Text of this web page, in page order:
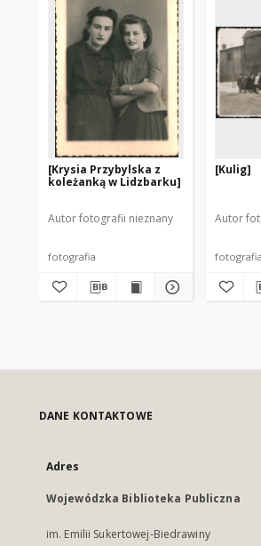
[Krysia Przybylska z
koleżanką w Lidzbarku]
Autor fotografii nieznany
fotografia
[Kulig]
Autor
fotografia
DANE KONTAKTOWE
Adres
Wojewódzka Biblioteka Publiczna
im. Emilii Sukertowej-Biedrawiny